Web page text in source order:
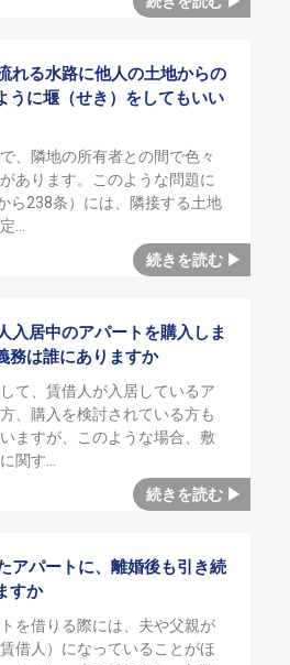
れる水路に他人の土地からの
うに堰（せき）をしてもいい
、隣地の所有者との間で色々
あります。このような問題に
ら238条）には、隣接する土地
入居中のアパートを購入しま
務は誰にありますか
て、賃借人が入居しているア
、購入を検討されている方も
ますが、このような場合、敷
関す
アパートに、離婚後も引き続
すか
を借りる際には、夫や父親が
借人）になっていることがほ